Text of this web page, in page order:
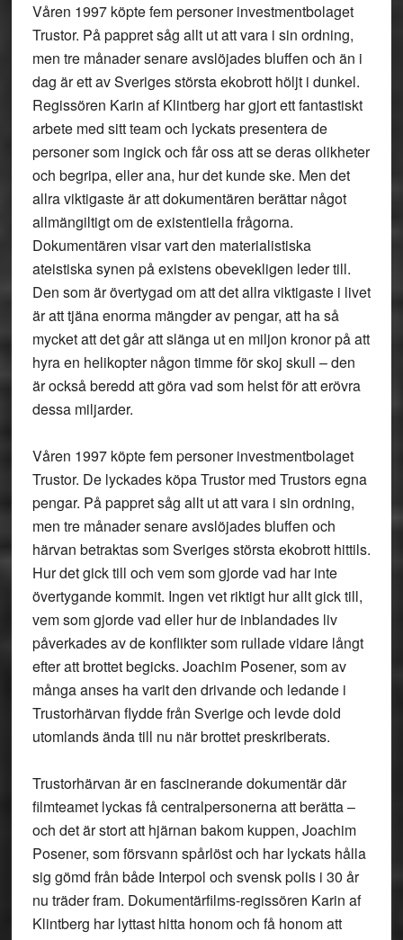
Våren 1997 köpte fem personer investmentbolaget
Trustor. På pappret såg allt ut att vara i sin ordning,
men tre månader senare avslöjades bluffen och än i
dag är ett av Sveriges största ekobrott höljt i dunkel.
Regissören Karin af Klintberg har gjort ett fantastiskt
arbete med sitt team och lyckats presentera de
personer som ingick och får oss att se deras olikheter
och begripa, eller ana, hur det kunde ske. Men det
allra viktigaste är att dokumentären berättar något
allmängiltigt om de existentiella frågorna.
Dokumentären visar vart den materialistiska
ateistiska synen på existens obevekligen leder till.
Den som är övertygad om att det allra viktigaste i livet
är att tjäna enorma mängder av pengar, att ha så
mycket att det går att slänga ut en miljon kronor på att
hyra en helikopter någon timme för skoj skull – den
är också beredd att göra vad som helst för att erövra
dessa miljarder.
Våren 1997 köpte fem personer investmentbolaget
Trustor. De lyckades köpa Trustor med Trustors egna
pengar. På pappret såg allt ut att vara i sin ordning,
men tre månader senare avslöjades bluffen och
härvan betraktas som Sveriges största ekobrott hittils.
Hur det gick till och vem som gjorde vad har inte
övertygande kommit. Ingen vet riktigt hur allt gick till,
vem som gjorde vad eller hur de inblandades liv
påverkades av de konflikter som rullade vidare långt
efter att brottet begicks. Joachim Posener, som av
många anses ha varit den drivande och ledande i
Trustorhärvan flydde från Sverige och levde dold
utomlands ända till nu när brottet preskriberats.
Trustorhärvan är en fascinerande dokumentär där
filmteamet lyckas få centralpersonerna att berätta –
och det är stort att hjärnan bakom kuppen, Joachim
Posener, som försvann spårlöst och har lyckats hålla
sig gömd från både Interpol och svensk polis i 30 år
nu träder fram. Dokumentärfilms-regissören Karin af
Klintberg har lyttast hitta honom och få honom att